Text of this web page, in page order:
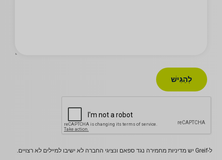
לְהַגִישׁ
ל-Greif יש מדיניות מחמירה נגד ספאם ונציגי החברה לא ישיבו למיילים לא רצויים.